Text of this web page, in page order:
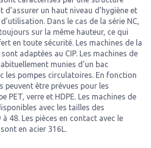
d’assurer un haut niveau d’hygiène et
Dans le cas de la série NC,
sur la même hauteur, ce qui
en toute sécurité. Les machines de la
adaptées au CIP. Les machines de
munies d’un bac
les pompes circulatoires. En fonction
peuvent être prévues pour les
PET, verre et HDPE. Les machines de
avec les tailles des
48. Les pièces en contact avec le
en acier 316L.